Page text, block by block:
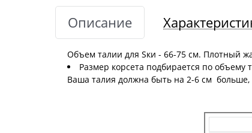
Описание
Объем талии для Sки - 66-75 см. Плотный
Размер корсета подбирается по
Ваша талия должна быть на 2-6 см